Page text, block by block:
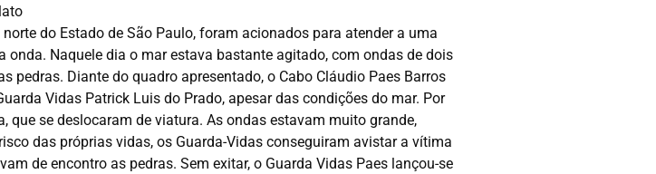
do Estado de São Paulo, foram acionados para atender a uma
Naquele dia o mar estava bastante agitado, com ondas de dois
Diante do quadro apresentado, o Cabo Cláudio Paes Barros
Vidas Patrick Luis do Prado, apesar das condições do mar. Por
se deslocaram de viatura. As ondas estavam muito grande,
das próprias vidas, os Guarda-Vidas conseguiram avistar a vítima
de encontro as pedras. Sem exitar, o Guarda Vidas Paes lançou-se